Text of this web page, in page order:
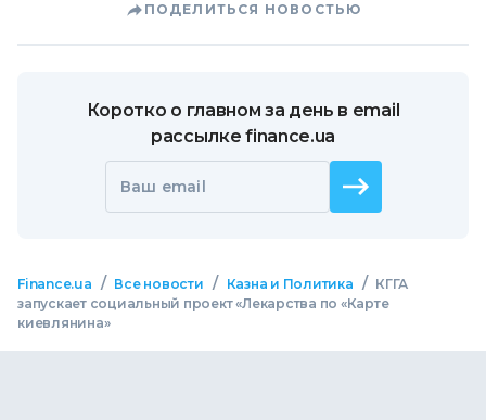
ПОДЕЛИТЬСЯ НОВОСТЬЮ
Коротко о главном за день в email
рассылке finance.ua
Ваш email
Finance.ua / Все новости / Казна и Политика / КГГА
запускает социальный проект «Лекарства по «Карте
киевлянина»